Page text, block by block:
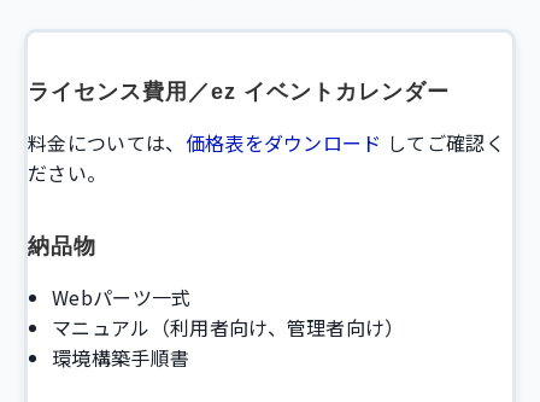
ライセンス費用／ez イベントカレンダー
料金については、 価格表をダウンロード してご確認く
ださい。
納品物
Webパーツ一式
マニュアル（利用者向け、管理者向け）
環境構築手順書